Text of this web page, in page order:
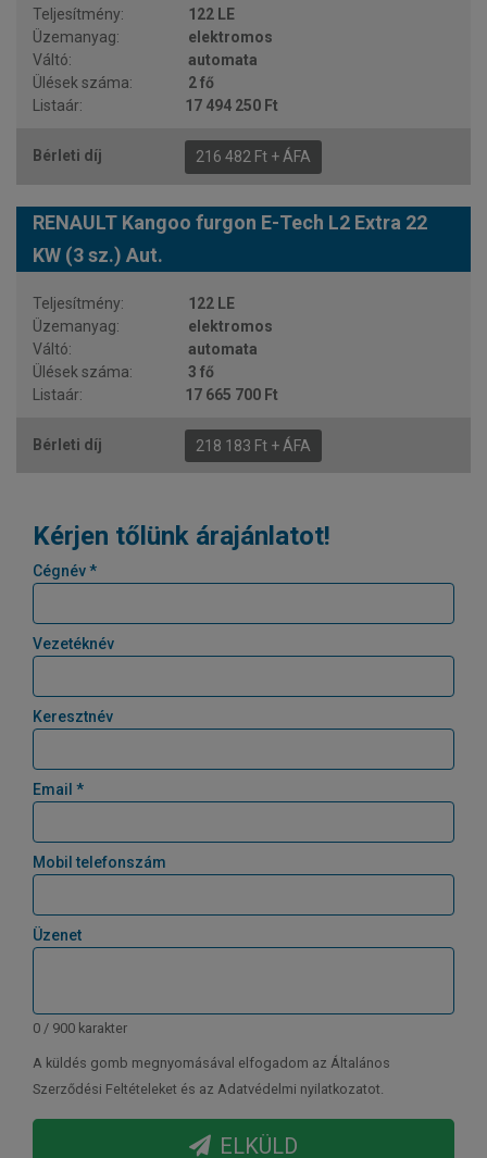
122 LE
elektromos
automata
2 fő
17 494 250 Ft
216 482 Ft + ÁFA
RENAULT Kangoo furgon E-Tech L2 Extra 22
KW (3 sz.) Aut.
122 LE
elektromos
automata
3 fő
17 665 700 Ft
218 183 Ft + ÁFA
Kérjen tőlünk árajánlatot!
Cégnév *
Vezetéknév
Keresztnév
Email *
Mobil telefonszám
Üzenet
0 / 900 karakter
A küldés gomb megnyomásával elfogadom az Általános
Szerződési Feltételeket és az Adatvédelmi nyilatkozatot.
ELKÜLD